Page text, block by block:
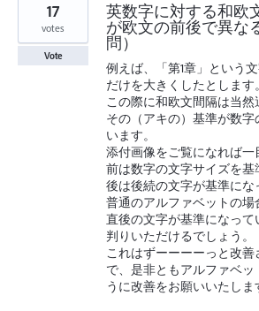
英数字に対する和欧
が欧文の前後で異な
問）
例えば、「第1章」という
だけを大きくしたとします。
この際に和欧文間隔は当然
その（アキの）基準が数字
います。
添付画像をご覧になれば
前は数字の文字サイズを
後は後続の文字が基準にな
普通のアルファベットの場
直後の文字が基準になっ
判りいただけるでしょう。
これはずーーーーっと改
で、是非ともアルファベッ
うに改善をお願いいたしま
17
votes
Vote